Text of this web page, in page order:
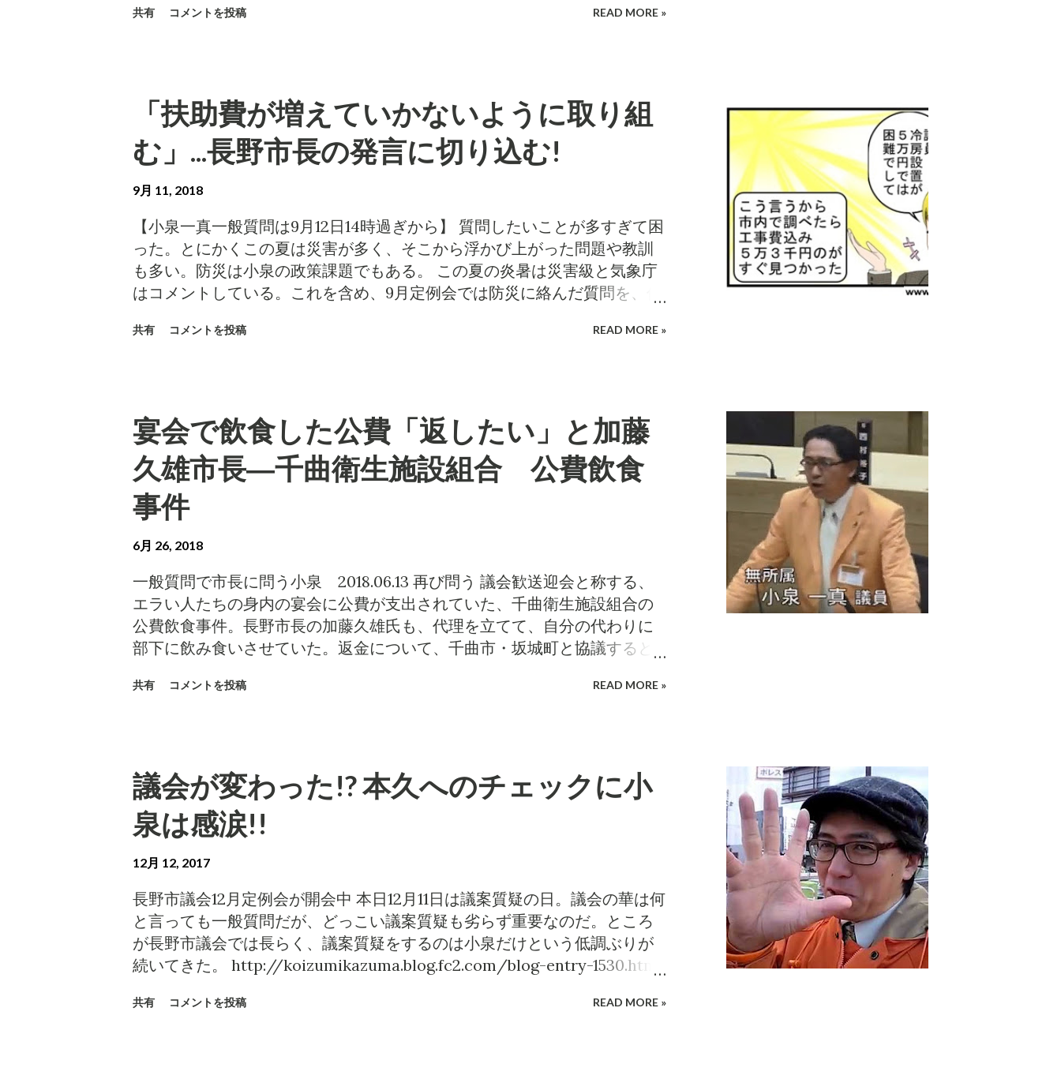
の問題がある。 東京で開催したイベントの屋外展示物から出火し、逃げ遅
止。長い歴史を誇ったTokyo Design Weekは、それ以降開催できずにい
る。 質問に対し、...
小泉が長野市での保護費支出によるエアコン設置実績について今年7月に照
う一歩踏み込んで、新制度の下でエアコンを付けましょうと勧奨する積極
性が感じられなかった。そこで小泉は、取り組みを強化させる意図の下、9
月議会で質問した。 【嬉しい空振り質問】 ところが今月12日の一般質問の
ンを設置したか、設置の準備が進められているとのこと。さらに残りの半
数にも働きかけていくと、7月時点に得た心証からは一転して、積極性を感
じさせる答弁となった。立派な成果だと思う。小泉は長野県庁奉職時代
に、生活保護のケースワーカーを経験している。ゼロからここまで実績を
積み上げた苦労が分かるだけに、積極性を評価すると申し上げるしかなか
った。 調査した時点から、議会での質問までの短期間に、問題を劇的に改
善するという事態は、7年間務めた議員生活の間でも稀有のことで、嬉しい
場の質問だけではない のだ。 実は、当初の質問プランでは、扶助費を増や
さないようにするのが行政の仕事と言う市長発言が、エアコン設置の実績
が伸びない遠因になっているのではないかと指摘するはずだった。それが
いきなり崩されてしまい、市長発言についても扶助費をいたずらに抑制す
る趣旨ではないと確認して、良しとした。 【加藤市長発言の真意は?】 こ
んなこともあ...
共有 コメントを投稿 READ MORE »
「扶助費が増えていかないように取り組
む」...長野市長の発言に切り込む!
9月 11, 2018
【小泉一真一般質問は9月12日14時過ぎから】 質問したいことが多すぎて困
った。とにかくこの夏は災害が多く、そこから浮かび上がった問題や教訓
も多い。防災は小泉の政策課題でもある。 この夏の炎暑は災害級と気象庁
はコメントしている。これを含め、9月定例会では防災に絡んだ質問を、何
リスクについて】 小泉は今年のような暑さの中で、特にお年寄りに、健康
クに誰が注意をはらってくれるだろうか。例えば、生活保護受給者とか
だ。 今年6月、厚生労働省は生活保護受給を始めた世帯に、エアコン設置費
用を支給することを認めた。何と、それまでに保護世帯に認められた暑さ
対策は、網戸の設置までで、エアコンを設置すると外すように指導してい
た時代もあった。この画期的な新制度が、周知されず、効果的に運用され
ていないとの指摘がある。そこで質問。 小泉の一般質問(予定)：生活保護
制度運用について ●今年6月、生活保護受給開始世帯に5万円を上限として
エアコン購入・設置費用を支給できるとした通知を国が施行している。支
給対象となり得る被保護世帯にはどのように新制度利用を勧めたか。支給
実績は。 ●国の制度を最大限利用することで、社会的弱者の熱中症リスク
を回避し生存権を確保する責務が本市に存する。被保護世帯の支給申請を
このイラストのような発言が、市役所へのヒアリングの中で聞かれた。親
は、できるはずだ。これは、市民である生活保護受給者の命と健康を守る
だけの話ではない。生活保護を受給し始めた高齢者世帯等で熱中症による
健康被害が出れば、責任を問われるのは、対策する制度があるのに運用し
なかった市の福祉事務所なのだ。保護受給...
共有 コメントを投稿 READ MORE »
宴会で飲食した公費「返したい」と加藤
久雄市長―千曲衛生施設組合 公費飲食
事件
6月 26, 2018
一般質問で市長に問う小泉 2018.06.13 再び問う 議会歓送迎会と称する、
エラい人たちの身内の宴会に公費が支出されていた、千曲衛生施設組合の
公費飲食事件。長野市長の加藤久雄氏も、代理を立てて、自分の代わりに
部下に飲み食いさせていた。返金について、千曲市・坂城町と協議すると
３月議会以降、千曲市、坂城町と協議をしてまいりましたが、千曲衛生施
の最低限の知識として知っておかなければならない、イロハの「イ」。小
泉も、組合議会が決めた自主返納方針の合法性については、当初から懐疑
的であった。ブログでも書いている。 自主返納の問題点
がら、公費飲食していた加藤市長、長野市議ほかの当事者で、自主返納が
公職選挙法違反との判断がついた者は、一人もいなかったことになる。公
職選挙法の基礎を知らずに公職に就いている者が、信じがたいほどの割合
でいる事実は、それ自体が問題ではある。が、ここではその議論は置く。
自主返納が不可と、ようやく小泉と同じレベルで論じられるようになった
ことは、喜ばねばならない。合法的な返納の方法を論じられるようになっ
たのだから。 しかし、公費飲食した議員たちと、千曲衛生施設組合長岡田
共有 コメントを投稿 READ MORE »
議会が変わった!? 本久へのチェックに小
泉は感涙!!
12月 12, 2017
長野市議会12月定例会が開会中 本日12月11日は議案質疑の日。議会の華は何
と言っても一般質問だが、どっこい議案質疑も劣らず重要なのだ。ところ
が長野市議会では長らく、議案質疑をするのは小泉だけという低調ぶりが
続いてきた。 http://koizumikazuma.blog.fc2.com/blog-entry-1530.html
出の議案に対し2名の議員が質疑を行った。小泉以外の議員が議員質疑をす
共有 コメントを投稿 READ MORE »